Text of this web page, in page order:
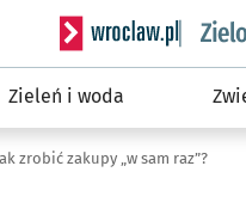
Serwis informacyjny
Zieleń i woda
zrobić zakupy „w sam raz”?